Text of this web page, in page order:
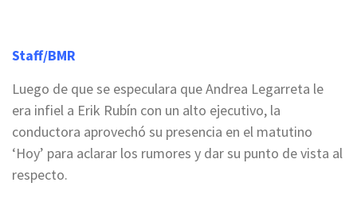
Staff/BMR
Luego de que se especulara que Andrea Legarreta le
era infiel a Erik Rubín con un alto ejecutivo, la
conductora aprovechó su presencia en el matutino
‘Hoy’ para aclarar los rumores y dar su punto de vista al
respecto.